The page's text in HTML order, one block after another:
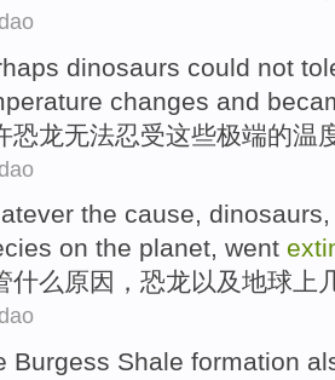
dinosaurs could not
changes and
恐龙无法忍受这些极端的温
the cause, dinosaurs
on the planet, went
什么 原因 ， 恐龙以及地球 上
Burgess Shale formation